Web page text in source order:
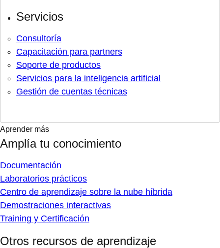
Servicios
Consultoría
Capacitación para partners
Soporte de productos
Servicios para la inteligencia artificial
Gestión de cuentas técnicas
Aprender más
Amplía tu conocimiento
Documentación
Laboratorios prácticos
Centro de aprendizaje sobre la nube híbrida
Demostraciones interactivas
Training y Certificación
Otros recursos de aprendizaje